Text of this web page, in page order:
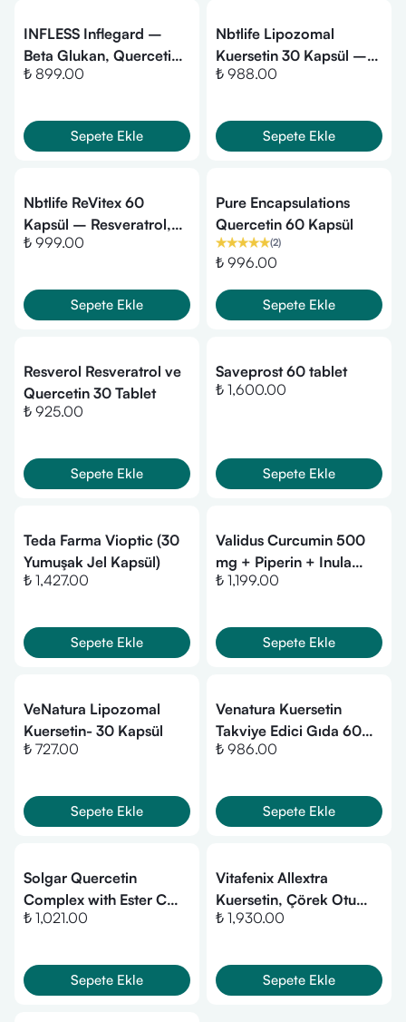
INFLESS Inflegard –
Beta Glukan, Quercetin,
C Vitamini, Çinko ve D3
₺ 899.00
Sepete Ekle
Nbtlife Lipozomal
Kuersetin 30 Kapsül –
Yüksek Emilimli
₺ 988.00
Sepete Ekle
Nbtlife ReVitex 60
Kapsül – Resveratrol,
Kuersetin ve Üzüm
₺ 999.00
Sepete Ekle
Pure Encapsulations
Quercetin 60 Kapsül
(2)
₺ 996.00
Sepete Ekle
Resverol Resveratrol ve
Quercetin 30 Tablet
₺ 925.00
Sepete Ekle
Saveprost 60 tablet
₺ 1,600.00
Sepete Ekle
Teda Farma Vioptic (30
Yumuşak Jel Kapsül)
₺ 1,427.00
Sepete Ekle
Validus Curcumin 500
mg + Piperin + Inula
Henelium + Astragalus +
Moringa 60 Kapsül
₺ 1,199.00
Sepete Ekle
VeNatura Lipozomal
Kuersetin- 30 Kapsül
₺ 727.00
Sepete Ekle
Venatura Kuersetin
Takviye Edici Gıda 60
Kapsül
₺ 986.00
Sepete Ekle
Solgar Quercetin
Complex with Ester C
Plus 50 Kapsül
₺ 1,021.00
Sepete Ekle
Vitafenix Allextra
Kuersetin, Çörek Otu
Yağı, Bromelain ve
Kapsül
₺ 1,930.00
Sepete Ekle